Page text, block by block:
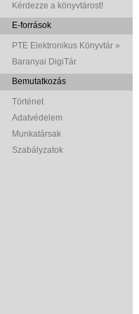
Kérdezze a könyvtárost!
E-források
PTE Elektronikus Könyvtár »
Baranyai DigiTár
Bemutatkozás
Történet
Adatvédelem
Munkatársak
Szabályzatok